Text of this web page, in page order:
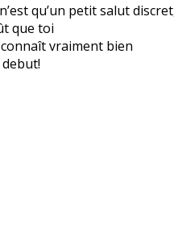
qu’un petit salut
que toi
vraiment bien